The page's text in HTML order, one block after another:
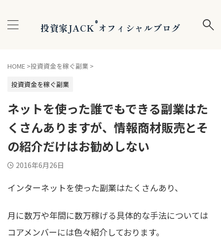
投資家JACK®オフィシャルブログ
HOME >投資資金を稼ぐ副業 >
投資資金を稼ぐ副業
ネットを使った誰でもできる副業はた
くさんありますが、情報商材販売とそ
の紹介だけはお勧めしない
2016年6月26日
インターネットを使った副業はたくさんあり、
月に数万や年間に数万稼げる具体的な手法については
コアメンバーには色々紹介しております。